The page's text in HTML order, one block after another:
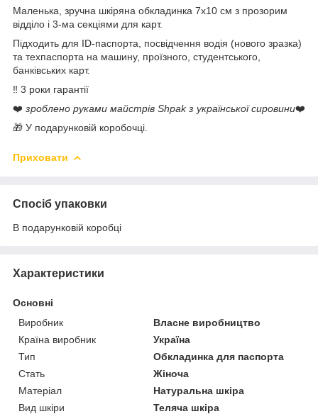
Маленька, зручна шкіряна обкладинка 7х10 см з прозорим
відділо і 3-ма секціями для карт.
Підходить для ID-паспорта, посвідчення водія (нового зразка)
та техпаспорта на машину, проїзного, студентського,
банківських карт.
‼️ 3 роки гарантії
❤️ зроблено руками майстрів Shpak з української сировини❤️
🎁 У подарунковій коробочці.
Приховати
Спосіб упаковки
В подарунковій коробці
Характеристики
Основні
Виробник
Власне виробництво
Країна виробник
Україна
Тип
Обкладинка для паспорта
Стать
Жіноча
Матеріал
Натуральна шкіра
Вид шкіри
Теляча шкіра